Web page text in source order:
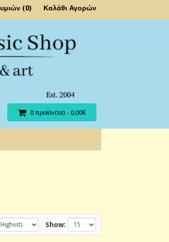
(0) Καλάθι Αγορών
0 προϊόν(τα) - 0,00€
Show: